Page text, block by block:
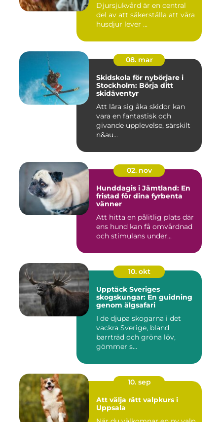
Djursjukvård är en central
del av att säkerställa att våra
husdjur lever ...
08. mar
Skidskola för nybörjare i
Stockholm: Börja ditt
skidäventyr
Att lära sig åka skidor kan
vara en fantastisk och
givande upplevelse, särskilt
n&au...
02. nov
Hunddagis i Jämtland: En
fristad för dina fyrbenta
vänner
Att hitta en pålitlig plats där
ens hund kan få omvårdnad
och stimulans under...
10. okt
Upptäck Sveriges
skogskungar: En guidning
genom älgsafari
I de djupa skogarna i det
vackra Sverige, bland
barrträd och gröna löv,
gömmer s...
10. sep
Att välja rätt valpkurs i
Uppsala